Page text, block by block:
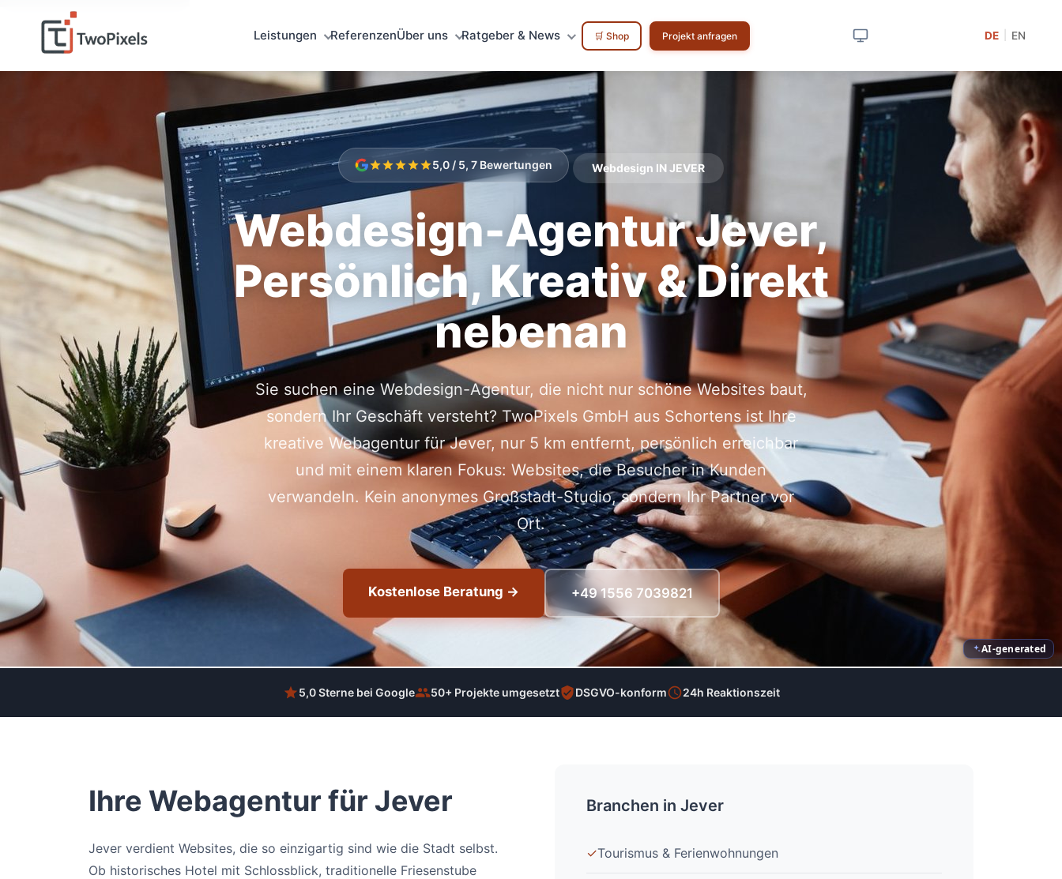
Leistungen ReferenzenÜber uns Ratgeber & News 🛒 Shop Projekt anfragen DE EN
AI-generated
5,0 / 5, 7 Bewertungen Webdesign IN JEVER
Webdesign-Agentur Jever,
Persönlich, Kreativ & Direkt
nebenan
Sie suchen eine Webdesign-Agentur, die nicht nur schöne Websites baut,
sondern Ihr Geschäft versteht? TwoPixels GmbH aus Schortens ist Ihre
kreative Webagentur für Jever, nur 5 km entfernt, persönlich erreichbar
und mit einem klaren Fokus: Websites, die Besucher in Kunden
verwandeln. Kein anonymes Großstadt-Studio, sondern Ihr Partner vor
Ort.
Kostenlose Beratung → +49 1556 7039821
5,0 Sterne bei Google 50+ Projekte umgesetzt DSGVO-konform 24h Reaktionszeit
Ihre Webagentur für Jever
Jever verdient Websites, die so einzigartig sind wie die Stadt selbst.
Ob historisches Hotel mit Schlossblick, traditionelle Friesenstube
Branchen in Jever
✓Tourismus & Ferienwohnungen